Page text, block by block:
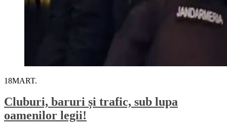
18MART.
Cluburi, baruri și trafic, sub lupa
oamenilor legii!